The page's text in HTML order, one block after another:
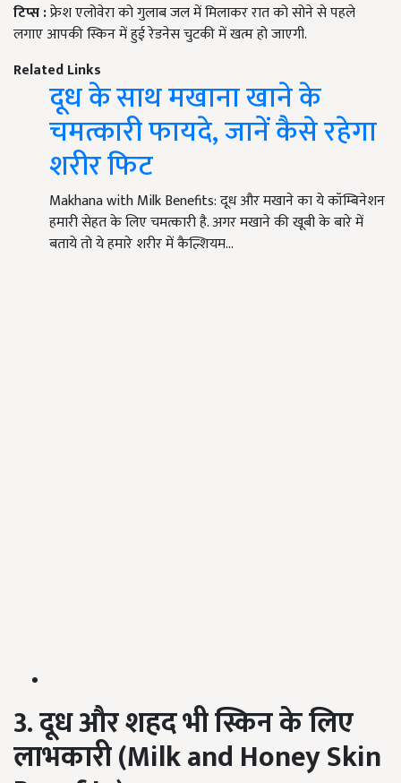
टिप्स :फ्रेश एलोवेरा को गुलाब जल में मिलाकर रात को सोने से पहले
लगाए आपकी स्किन में हुई रेडनेस चुटकी में खत्म हो जाएगी.
Related Links
दूध के साथ मखाना खाने के
चमत्कारी फायदे, जानें कैसे रहेगा
शरीर फिट
Makhana with Milk Benefits: दूध और मखाने का ये कॉम्बिनेशन
हमारी सेहत के लिए चमत्कारी है. अगर मखाने की खूबी के बारे में
बताये तो ये हमारे शरीर में कैल्शियम…
3. दूध और शहद भी स्किन के लिए
लाभकारी (Milk and Honey Skin